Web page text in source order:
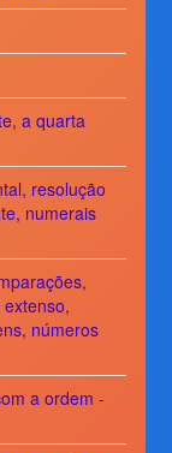
a quarta
resolução
numerais
números
a ordem -